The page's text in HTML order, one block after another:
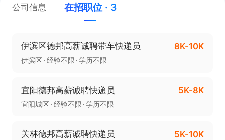
公司信息 在招职位 · 3
伊滨区德邦高薪诚聘带车快递员 8K-10K
伊滨区 经验不限 学历不限
宜阳德邦高薪诚聘快递员 5K-8K
宜阳城区 经验不限 学历不限
关林德邦高薪诚聘快递员 5K-10K